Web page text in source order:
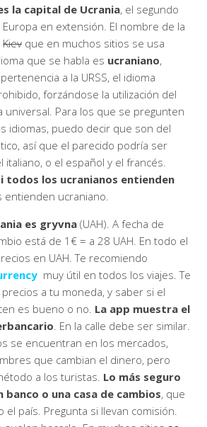
la capital de Ucrania, el segundo
en extensión. El nombre de la
Kiev que en muchos sitios se usa
que se habla es ucraniano,
a la URSS, el idioma
forzándose la utilización del
universal. Para los que se pregunten
idiomas, puedo decir que son del
así que el parecido podría ser
italiano, o el español y el francés.
todos los ucranianos entienden
entienden ucraniano.
es gryvna(UAH). A fecha de
está de 1€ = a 28 UAH. En todo el
en UAH. Te recomiendo
muy útil en todos los viajes. Te
a tu moneda, y saber si el
es bueno o no. La app muestra el
. En la calle debe ser similar.
se encuentran en los mercados,
que cambian el dinero, pero
a los turistas. Lo más seguro
banco o una casa de cambios, que
el país. Pregunta si llevan comisión.